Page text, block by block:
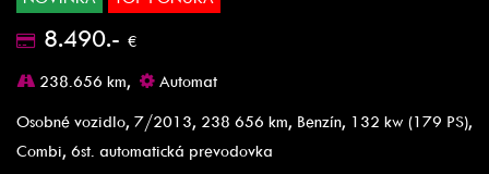
8.490.- €
238.656 km,
Automat
Osobné vozidlo, 7/2013, 238 656 km, Benzín, 132 kw (179 PS),
Combi, 6st. automatická prevodovka